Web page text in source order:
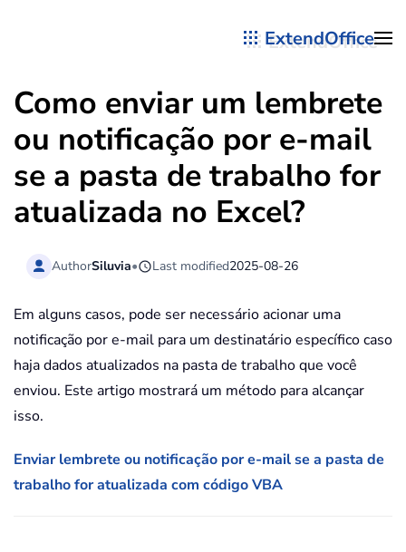
ExtendOffice
Como enviar um lembrete
ou notificação por e-mail
se a pasta de trabalho for
atualizada no Excel?
AuthorSiluvia• Last modified2025-08-26
Em alguns casos, pode ser necessário acionar uma
notificação por e-mail para um destinatário específico caso
haja dados atualizados na pasta de trabalho que você
enviou. Este artigo mostrará um método para alcançar
isso.
Enviar lembrete ou notificação por e-mail se a pasta de
trabalho for atualizada com código VBA